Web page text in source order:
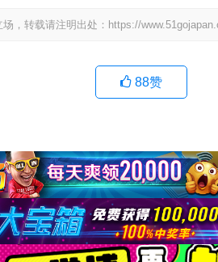
，转载请注明出处：https://
88赞